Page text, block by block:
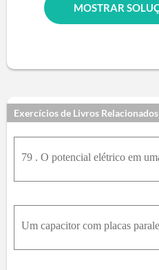
Exercícios de Livros Relacionados